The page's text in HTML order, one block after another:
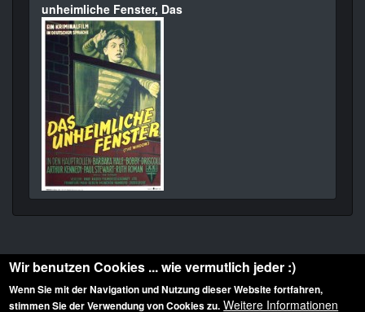
unheimliche Fenster, Das
Diese Website ist urheberrechtlich geschützt: © 2010-2026 der Film Noir de. Alle
Wir benutzen Cookies ... wie vermutlich jeder :)
Wenn Sie mit der Navigation und Nutzung dieser Website fortfahren,
stimmen Sie der Verwendung von Cookies zu. Weitere Informationen